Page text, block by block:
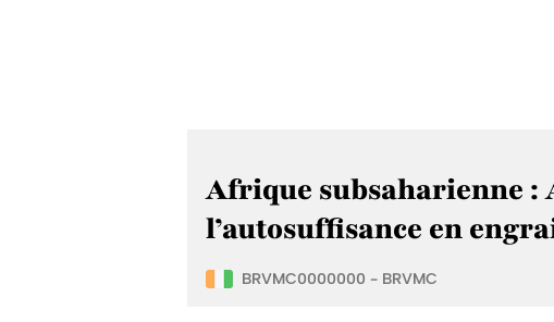
Afrique subsaharienne :
l’autosuffisance en
BRVMC0000000 - BRVMC